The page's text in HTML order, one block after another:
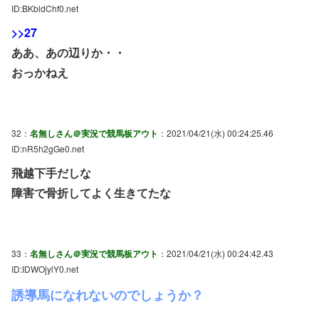
ID:BKbldChf0.net
>>27
ああ、あの辺りか・・
おっかねえ
32： 名無しさん＠実況で競馬板アウト ：2021/04/21(水) 00:24:25.46
ID:nR5h2gGe0.net
飛越下手だしな
障害で骨折してよく生きてたな
33： 名無しさん＠実況で競馬板アウト ：2021/04/21(水) 00:24:42.43
ID:IDWOjylY0.net
誘導馬になれないのでしょうか？